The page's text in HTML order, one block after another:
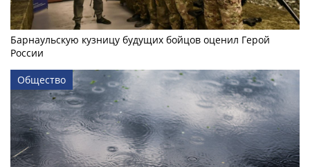
Барнаульскую кузницу будущих бойцов оценил Герой
России
Общество